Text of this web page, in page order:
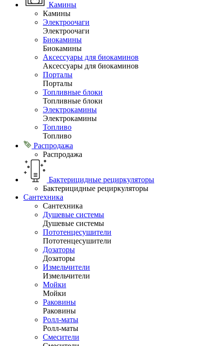
Камины
Камины
Электроочаги
Электроочаги
Биокамины
Биокамины
Аксессуары для биокаминов
Аксессуары для биокаминов
Порталы
Порталы
Топливные блоки
Топливные блоки
Электрокамины
Электрокамины
Топливо
Топливо
Распродажа
Распродажа
Бактерицидные рециркуляторы
Бактерицидные рециркуляторы
Сантехника
Сантехника
Душевые системы
Душевые системы
Пототенцесушители
Пототенцесушители
Дозаторы
Дозаторы
Измельчители
Измельчители
Мойки
Мойки
Раковины
Раковины
Ролл-маты
Ролл-маты
Смесители